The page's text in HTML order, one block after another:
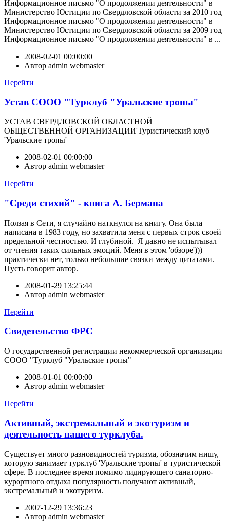
Информационное письмо "О продолжении деятельности" в
Министерство Юстиции по Свердловской области за 2010 год
Информационное письмо "О продолжении деятельности" в
Министерство Юстиции по Свердловской области за 2009 год
Информационное письмо "О продолжении деятельности" в ...
2008-02-01 00:00:00
Автор admin webmaster
Перейти
Устав СООО "Турклуб "Уральские тропы"
УСТАВ СВЕРДЛОВСКОЙ ОБЛАСТНОЙ
ОБЩЕСТВЕННОЙ ОРГАНИЗАЦИИ'Туристический клуб
'Уральские тропы'
2008-02-01 00:00:00
Автор admin webmaster
Перейти
"Среди стихий" - книга А. Бермана
Ползая в Сети, я случайно наткнулся на книгу. Она была
написана в 1983 году, но захватила меня с первых строк своей
предельной честностью. И глубиной. Я давно не испытывал
от чтения таких сильных эмоций. Меня в этом 'обзоре')))
практически нет, только небольшие связки между цитатами.
Пусть говорит автор.
2008-01-29 13:25:44
Автор admin webmaster
Перейти
Свидетельство ФРС
О государственной регистрации некоммерческой организации
СООО "Турклуб "Уральские тропы"
2008-01-01 00:00:00
Автор admin webmaster
Перейти
Активный, экстремальный и экотуризм и
деятельность нашего турклуба.
Существует много разновидностей туризма, обозначим нишу,
которую занимает турклуб 'Уральские тропы' в туристической
сфере. В последнее время помимо лидирующего санаторно-
курортного отдыха популярность получают активный,
экстремальный и экотуризм.
2007-12-29 13:36:23
Автор admin webmaster